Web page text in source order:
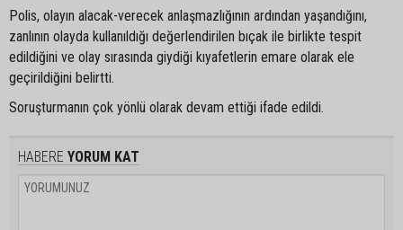
Polis, olayın alacak-verecek anlaşmazlığının ardından yaşandığını,
zanlının olayda kullanıldığı değerlendirilen bıçak ile birlikte tespit
edildiğini ve olay sırasında giydiği kıyafetlerin emare olarak ele
geçirildiğini belirtti.
Soruşturmanın çok yönlü olarak devam ettiği ifade edildi.
HABERE YORUM KAT